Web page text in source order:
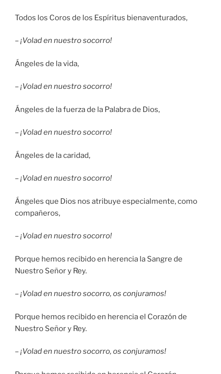
Todos los Coros de los Espíritus bienaventurados,
–¡Volad en nuestro socorro!
Ángeles de la vida,
–¡Volad en nuestro socorro!
Ángeles de la fuerza de la Palabra de Dios,
–¡Volad en nuestro socorro!
Ángeles de la caridad,
–¡Volad en nuestro socorro!
Ángeles que Dios nos atribuye especialmente, como
compañeros,
–¡Volad en nuestro socorro!
Porque hemos recibido en herencia la Sangre de
Nuestro Señor y Rey.
–¡Volad en nuestro socorro, os conjuramos!
Porque hemos recibido en herencia el Corazón de
Nuestro Señor y Rey.
–¡Volad en nuestro socorro, os conjuramos!